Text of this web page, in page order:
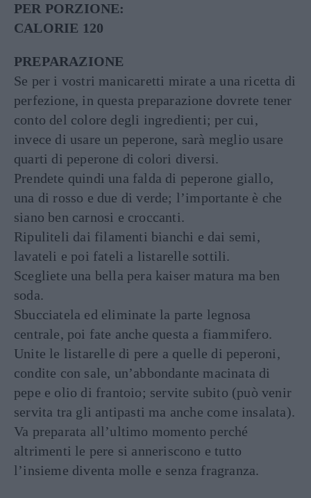
PER PORZIONE:
CALORIE 120
PREPARAZIONE
Se per i vostri manicaretti mirate a una ricetta di
perfezione, in questa preparazione dovrete tener
conto del colore degli ingredienti; per cui,
invece di usare un peperone, sarà meglio usare
quarti di peperone di colori diversi.
Prendete quindi una falda di peperone giallo,
una di rosso e due di verde; l’importante è che
siano ben carnosi e croccanti.
Ripuliteli dai filamenti bianchi e dai semi,
lavateli e poi fateli a listarelle sottili.
Scegliete una bella pera kaiser matura ma ben
soda.
Sbucciatela ed eliminate la parte legnosa
centrale, poi fate anche questa a fiammifero.
Unite le listarelle di pere a quelle di peperoni,
condite con sale, un’abbondante macinata di
pepe e olio di frantoio; servite subito (può venir
servita tra gli antipasti ma anche come insalata).
Va preparata all’ultimo momento perché
altrimenti le pere si anneriscono e tutto
l’insieme diventa molle e senza fragranza.